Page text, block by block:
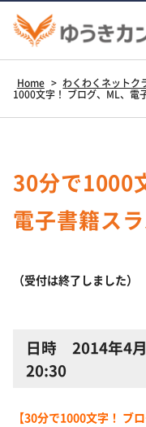
Home > わくわくネットク
1000文字！ ブログ、ML、電
30分で1000
電子書籍ス
（受付は終了しました）
日時 2014年4
20:30
【30分で1000文字！ ブ